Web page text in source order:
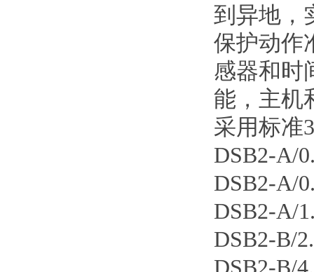
到异地，
保护动作
感器和时
能，主机
采用标准
DSB2-A/
DSB2-A/
DSB2-A/
DSB2-B/